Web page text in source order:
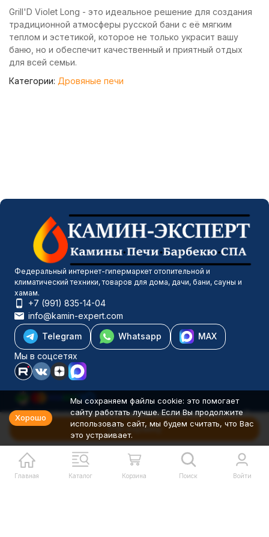
В корзину
Grill'D Violet Long - это идеальное решение для создания
традиционной атмосферы русской бани с её мягким
теплом и эстетикой, которое не только украсит вашу
баню, но и обеспечит качественный и приятный отдых
для всей семьи.
Категории: Дровяные печи
Главная Каталог Корзина Поиск Войти
Федеральный интернет-гипермаркет отопительной и
климатический техники, товаров для дома, дачи, бани, сауны и
хамам.
+7 (991) 835-14-04
info@kamin-expert.com
Telegram
Whatsapp
MAX
Мы в соцсетях
Каталог товаров
Компания
Информация
Политика персональных данных
© 2001-2026 Камин-Эксперт ИП Понюхов В. А. ОГРНИП
326527500040181
Хорошо
Мы сохраняем файлы cookie: это помогает
сайту работать лучше. Если Вы продолжите
использовать сайт, мы будем считать, что Вас
это устраивает.